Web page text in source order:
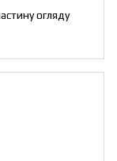
огляду